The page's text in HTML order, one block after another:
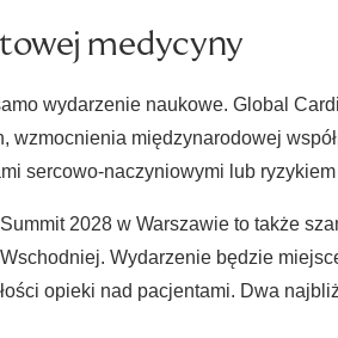
medycyny
wydarzenie naukowe. Global
wzmocnienia międzynarodowej
sercowo-naczyniowymi lub
2028 w Warszawie to także
Wydarzenie będzie
opieki nad pacjentami. Dwa